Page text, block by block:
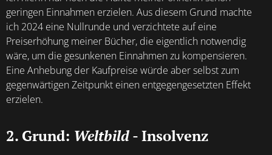
geringen Einnahmen erzielen. Aus diesem Grund machte
ich 2024 eine Nullrunde und verzichtete auf eine
Preiserhöhung meiner Bücher, die eigentlich notwendig
wäre, um die gesunkenen Einnahmen zu kompensieren.
Eine Anhebung der Kaufpreise würde aber selbst zum
gegenwärtigen Zeitpunkt einen entgegengesetzten Effekt
erzielen.
2. Grund: Weltbild- Insolvenz